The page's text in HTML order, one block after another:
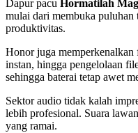
Dapur pacu Hormatilah
mulai dari membuka
produktivitas.
Honor juga memperkenalkan
instan, hingga pengelolaan
sehingga baterai tetap awet
Sektor audio tidak kalah
lebih profesional. Suara
yang ramai.